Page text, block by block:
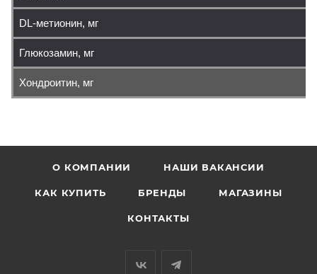
DL-метионин, мг
Глюкозамин, мг
Хондроитин, мг
О КОМПАНИИ НАШИ ВАКАНСИИ
КАК КУПИТЬ БРЕНДЫ МАГАЗИНЫ
КОНТАКТЫ